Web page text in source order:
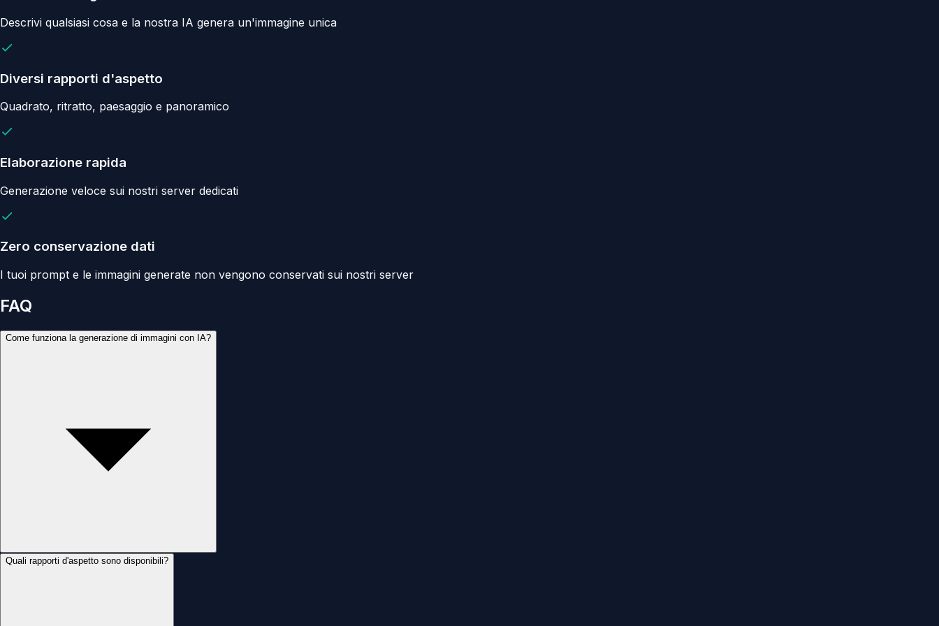
Descrivi qualsiasi cosa e la nostra IA genera un'immagine unica
Diversi rapporti d'aspetto
Quadrato, ritratto, paesaggio e panoramico
Elaborazione rapida
Generazione veloce sui nostri server dedicati
Zero conservazione dati
I tuoi prompt e le immagini generate non vengono conservati sui nostri server
FAQ
Come funziona la generazione di immagini con IA?
Quali rapporti d'aspetto sono disponibili?